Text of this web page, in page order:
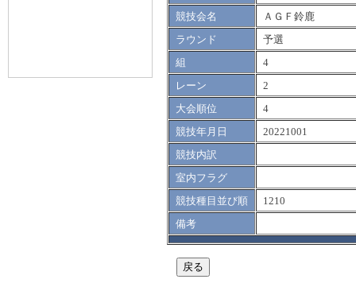
競技会名
ＡＧＦ鈴鹿
ラウンド
予選
組
4
レーン
2
大会順位
4
競技年月日
20221001
競技内訳
室内フラグ
競技種目並び順
1210
備考